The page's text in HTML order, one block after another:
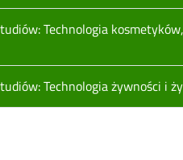
Technologia
Technologia żywności i